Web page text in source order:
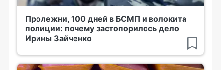
Пролежни, 100 дней в БСМП и волокита
полиции: почему застопорилось дело
Ирины Зайченко